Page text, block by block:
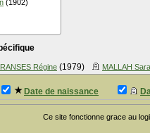
(1902)
Régine (1979) MALLAH
Date de naissance
Ce site fonctionne grace au